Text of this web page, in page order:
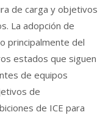
de carga y objetivos
La adopción de
principalmente del
estados que siguen
de equipos
de
de ICE para